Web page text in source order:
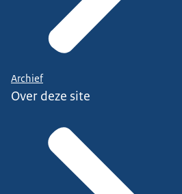
Archief
Over deze site